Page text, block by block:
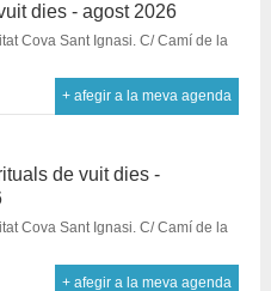
dies - agost 2026
Cova Sant Ignasi. C/ Camí de la
+ afegir a la meva agenda
de vuit dies -
Cova Sant Ignasi. C/ Camí de la
+ afegir a la meva agenda